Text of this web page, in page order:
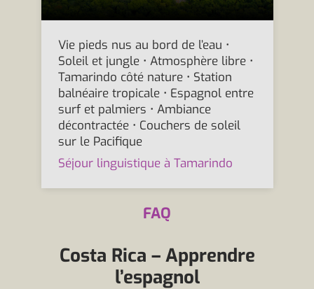
Vie pieds nus au bord de l’eau •
Soleil et jungle • Atmosphère libre •
Tamarindo côté nature • Station
balnéaire tropicale • Espagnol entre
surf et palmiers • Ambiance
décontractée • Couchers de soleil
sur le Pacifique
Séjour linguistique à Tamarindo
FAQ
Costa Rica – Apprendre
l’espagnol